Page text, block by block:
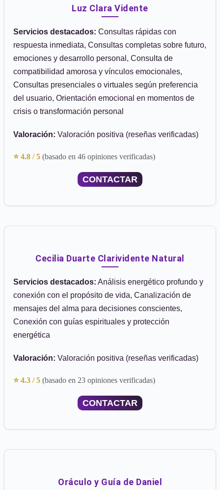
Luz Clara Vidente
Servicios destacados: Consultas rápidas con
respuesta inmediata, Consultas completas sobre futuro,
emociones y desarrollo personal, Consulta de
compatibilidad amorosa y vínculos emocionales,
Consultas presenciales o virtuales según preferencia
del usuario, Orientación emocional en momentos de
crisis o transformación personal
Valoración: Valoración positiva (reseñas verificadas)
⭐ 4.8 / 5 (basado en 46 opiniones verificadas)
CONTACTAR
Cecilia Duarte Clarividente Natural
Servicios destacados: Análisis energético profundo y
conexión con el propósito de vida, Canalización de
mensajes del alma para decisiones conscientes,
Conexión con guías espirituales y protección
energética
Valoración: Valoración positiva (reseñas verificadas)
⭐ 4.3 / 5 (basado en 23 opiniones verificadas)
CONTACTAR
Oráculo y Guía de Daniel